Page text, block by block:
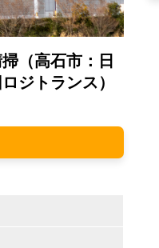
（高石市：日
ジトランス）